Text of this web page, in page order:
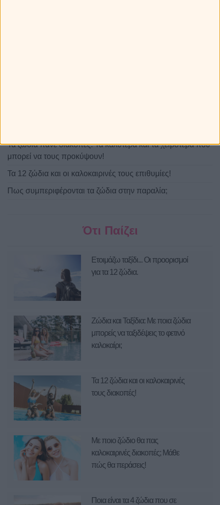
Τα ζώδια πάνε διακοπές: Τα καλύτερα και τα χειρότερα που
μπορεί να τους προκύψουν!
Τα 12 ζώδια και οι καλοκαιρινές τους επιθυμίες!
Πως συμπεριφέρονται τα ζώδια στην παραλία;
Ότι Παίζει
Ετοιμάζω ταξίδι... Οι προορισμοί
για τα 12 ζώδια.
Ζώδια και Ταξίδια: Με ποια ζώδια
μπορείς να ταξιδέψεις το φετινό
καλοκαίρι;
Τα 12 ζώδια και οι καλοκαιρινές
τους διακοπές!
Με ποιο ζώδιο θα πας
καλοκαιρινές διακοπές; Μάθε
πώς θα περάσεις!
Ποια είναι τα 4 ζώδια που σε